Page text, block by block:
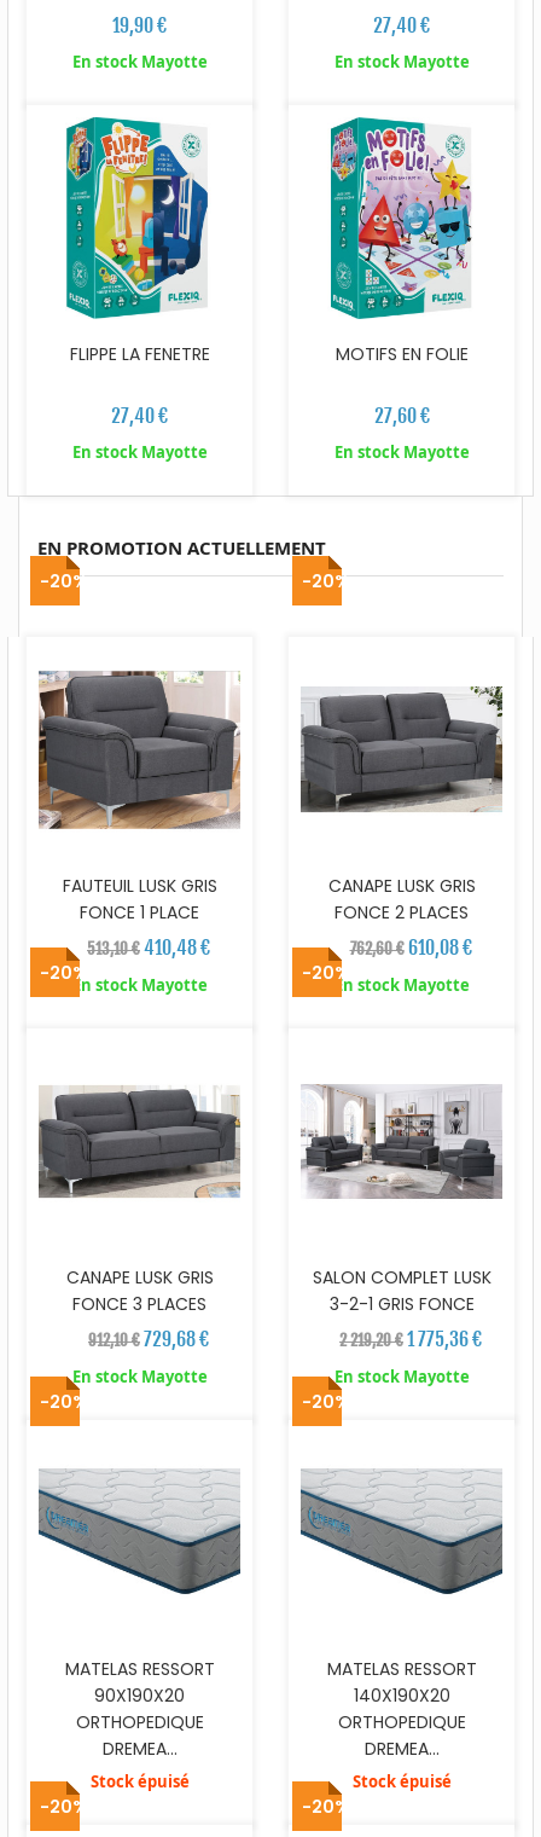
19,90 €
En stock Mayotte
27,40 €
En stock Mayotte
FLIPPE LA FENETRE
27,40 €
En stock Mayotte
MOTIFS EN FOLIE
27,60 €
En stock Mayotte
EN PROMOTION ACTUELLEMENT
-20%
FAUTEUIL LUSK GRIS
FONCE 1 PLACE
513,10 €410,48 €
En stock Mayotte
-20%
CANAPE LUSK GRIS
FONCE 2 PLACES
762,60 € 610,08 €
En stock Mayotte
-20%
CANAPE LUSK GRIS
FONCE 3 PLACES
912,10 €729,68 €
En stock Mayotte
-20%
SALON COMPLET LUSK
3-2-1 GRIS FONCE
2 219,20 €1 775,36 €
En stock Mayotte
-20%
MATELAS RESSORT
90X190X20
ORTHOPEDIQUE
DREMEA...
Stock épuisé
-20%
MATELAS RESSORT
140X190X20
ORTHOPEDIQUE
DREMEA...
Stock épuisé
-20% -20%